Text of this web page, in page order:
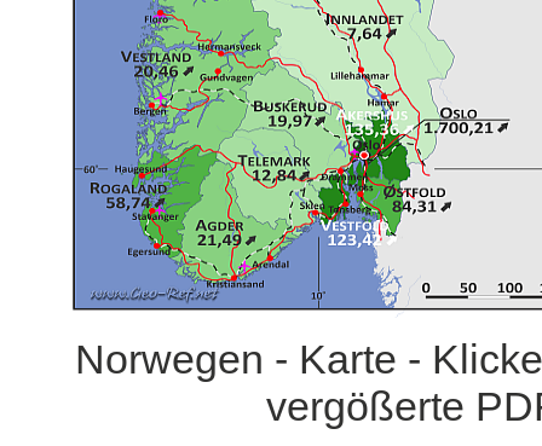
Norwegen - Karte -
vergößerte